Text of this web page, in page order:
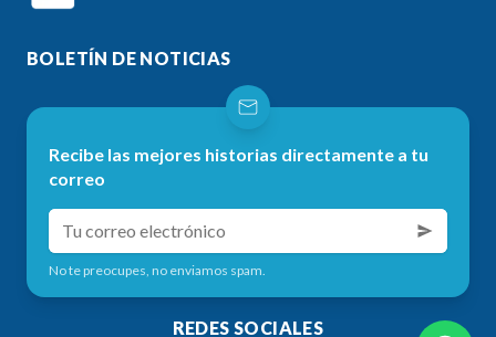
BOLETÍN DE NOTICIAS
Recibe las mejores historias directamente a tu
correo
No te preocupes, no enviamos spam.
REDES SOCIALES